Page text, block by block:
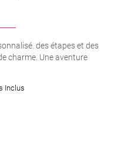
des étapes et des
charme. Une aventure
Inclus